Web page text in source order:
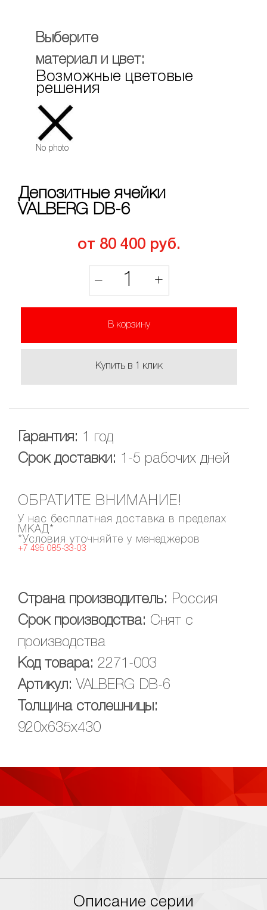
Выберите
материал и цвет:
Возможные цветовые
решения
No photo
Депозитные ячейки
VALBERG DB-6
от 80 400 руб.
– 1 +
В корзину
Купить в 1 клик
Гарантия: 1 год
Срок доставки: 1-5 рабочих дней
ОБРАТИТЕ ВНИМАНИЕ!
У нас бесплатная доставка в пределах
МКАД*
*Условия уточняйте у менеджеров
+7 495 085-33-03
Страна производитель: Россия
Срок производства: Снят с
производства
Код товара: 2271-003
Артикул: VALBERG DB-6
Толщина столешницы:
920х635х430
Описание серии